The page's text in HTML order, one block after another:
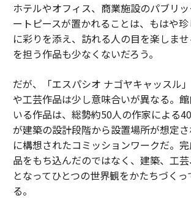
ホテルやオフィス、商業施設のパブリ
ートピースが置かれることは、もはや
に彩りを添え、訪れる人の目を楽しま
を担う作品も少なくないだろう。
だが、「エスパシオ ナゴヤキャッスル
や工芸作品は少し意味合いが異なる。
いる作品は、総勢約50人の作家による
が建築の設計段階から設置場所が想定
に構想されたコミッションワークだ。
品をもち込んだのではなく、建築、工
となってひとつの世界観をかたちづく
る。